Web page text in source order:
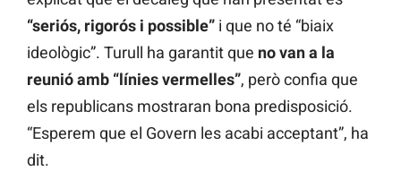
“seriós, rigorós i possible” i que no té “biaix
ideològic”. Turull ha garantit que no van a la
reunió amb “línies vermelles”, però confia que
els republicans mostraran bona predisposició.
“Esperem que el Govern les acabi acceptant”, ha
dit.